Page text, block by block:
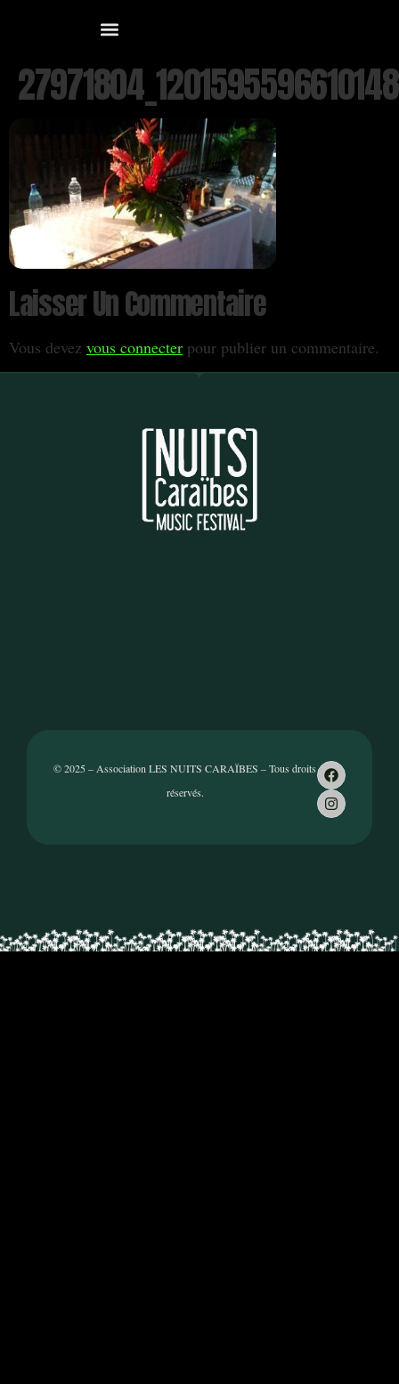
Laisser Un Commentaire
Vous devez vous connecter pour publier un commentaire.
© 2025 – Association LES NUITS CARAÏBES – Tous droits
réservés.